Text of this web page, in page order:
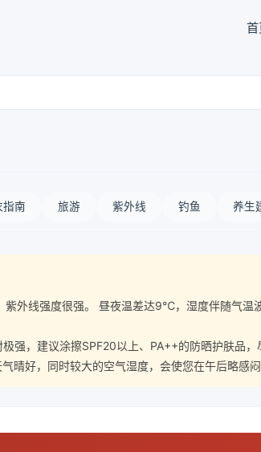
指南 旅游 紫外线 钓鱼 养生
外线强度很强。 昼夜温差达9℃，湿度伴随气温
，建议涂擦SPF20以上、PA++的防晒护肤品
晴好，同时较大的空气湿度，会使您在午后略感